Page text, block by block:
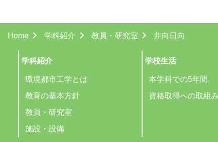
Home 学科紹介 教員・研究室 井向日向
学科紹介
環境都市工学とは
教育の基本方針
教員・研究室
施設・設備
学校生活
本学科での5年間
資格取得への取組